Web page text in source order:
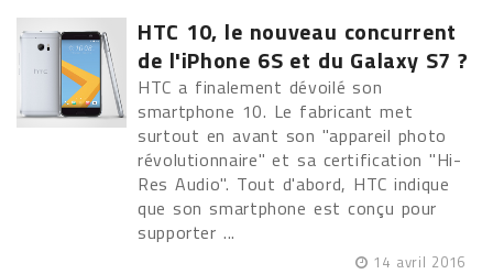
HTC 10, le nouveau concurrent
de l'iPhone 6S et du Galaxy S7 ?
HTC a finalement dévoilé son
smartphone 10. Le fabricant met
surtout en avant son "appareil photo
révolutionnaire" et sa certification "Hi-
Res Audio". Tout d'abord, HTC indique
que son smartphone est conçu pour
supporter ...
14 avril 2016